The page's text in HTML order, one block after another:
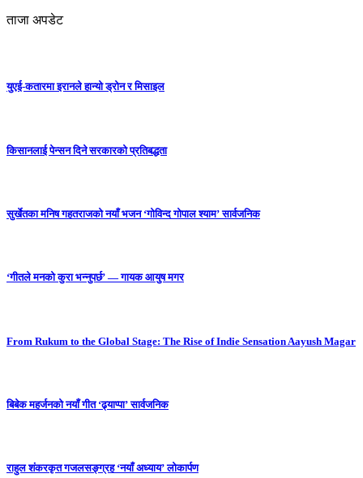
ताजा अपडेट
युएई-कतारमा इरानले हान्यो ड्रोन र मिसाइल
किसानलाई पेन्सन दिने सरकारको प्रतिबद्धता
सुर्खेतका मनिष गहतराजको नयाँ भजन ‘गोविन्द गोपाल श्याम’ सार्वजनिक
‘गीतले मनको कुरा भन्नुपर्छ’ — गायक आयुष मगर
From Rukum to the Global Stage: The Rise of Indie Sensation Aayush Magar
बिबेक महर्जनको नयाँ गीत ‘ढ्याप्पा’ सार्वजनिक
राहुल शंकरकृत गजलसङ्ग्रह ‘नयाँ अध्याय’ लोकार्पण